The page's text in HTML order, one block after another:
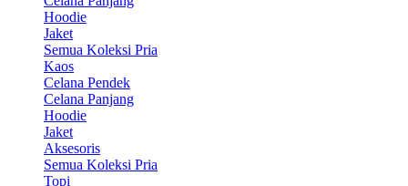
Hoodie
Jaket
Semua Koleksi Pria
Kaos
Celana Pendek
Celana Panjang
Hoodie
Jaket
Aksesoris
Semua Koleksi Pria
Topi